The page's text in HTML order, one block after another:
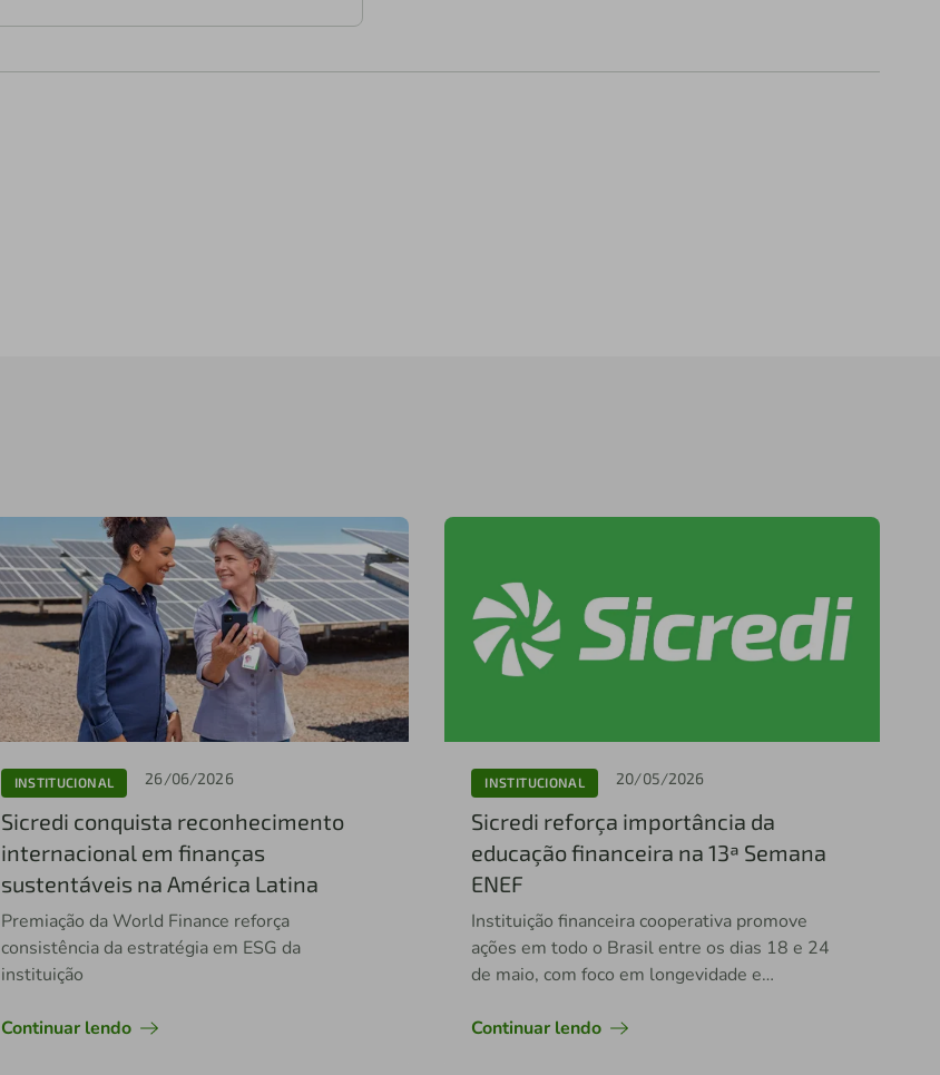
INSTITUCIONAL 26/06/2026
Sicredi conquista reconhecimento
internacional em finanças
sustentáveis na América Latina
Premiação da World Finance reforça
consistência da estratégia em ESG da
instituição
Continuar lendo
INSTITUCIONAL 20/05/2026
Sicredi reforça importância da
educação financeira na 13ª Semana
ENEF
Instituição financeira cooperativa promove
ações em todo o Brasil entre os dias 18 e 24
de maio, com foco em longevidade e
Continuar lendo